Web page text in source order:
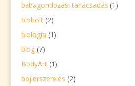
babagondozási tanácsadás (1)
biobolt(2)
biológia (1)
blog(7)
BodyArt(1)
bojlerszerelés (2)